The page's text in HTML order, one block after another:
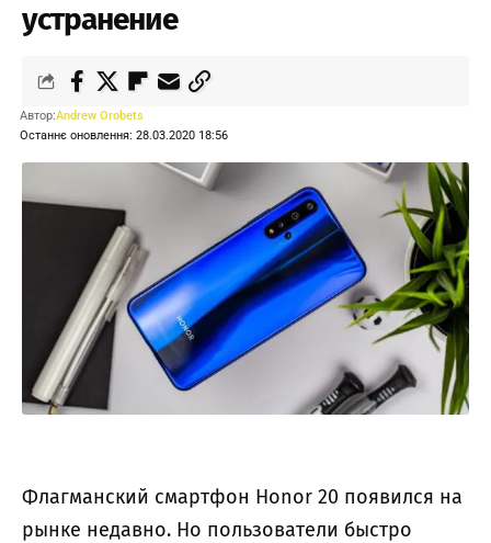
устранение
Останнє оновлення: 28.03.2020 18:56
Автор:Andrew Orobets
Флагманский смартфон Honor 20 появился на
рынке недавно. Но пользователи быстро